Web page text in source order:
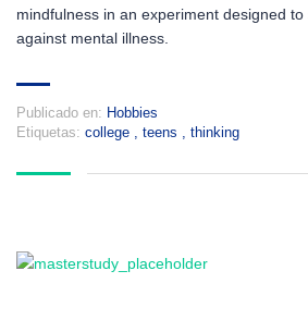
mindfulness in an experiment designed
against mental illness.
Publicado en: Hobbies
Etiquetas: college , teens , thinking